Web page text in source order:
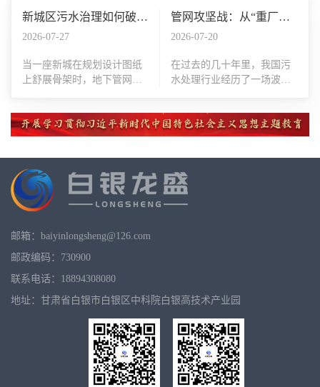
政策，我公司自2022年5月开
作。
境与民生福祉的重要课题。
并非束手无策，而是以科技
的智慧、制度的严谨与全民
的参与，
新城区污水治理如何破
局：从“末端处理”迈向
2026-07-27
当一座新城在规划设计图纸
上舒展骨架时，地下管网往
城区“先发展、后治理”的被
动模式不同，新城区污水治
起点上——它承载着生态优
先、绿
管网攻坚战：从“重厂轻
网”到“厂网一体化”的生
2026-07-20
在过去的几十年里，我国污
水处理行业经历了一场波澜
起，如同城市的“绿色肾
脏”，高效地净化着生活与工
光从宏伟的厂区转向地下错
综复杂
邮箱：baiyinlongsheng@126.com
邮政编码：730900
联系电话：18894308080
地址：甘肃省白银市白银区中科院白银高技术产业园